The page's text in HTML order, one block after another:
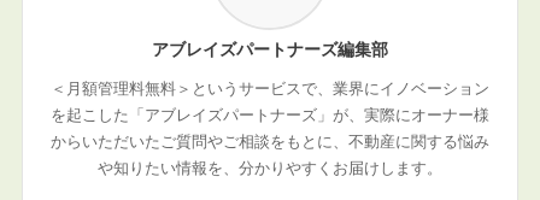
アブレイズパートナーズ編集部
＜月額管理料無料＞というサービスで、業界にイノベーション
を起こした「アブレイズパートナーズ」が、実際にオーナー様
からいただいたご質問やご相談をもとに、不動産に関する悩み
や知りたい情報を、分かりやすくお届けします。